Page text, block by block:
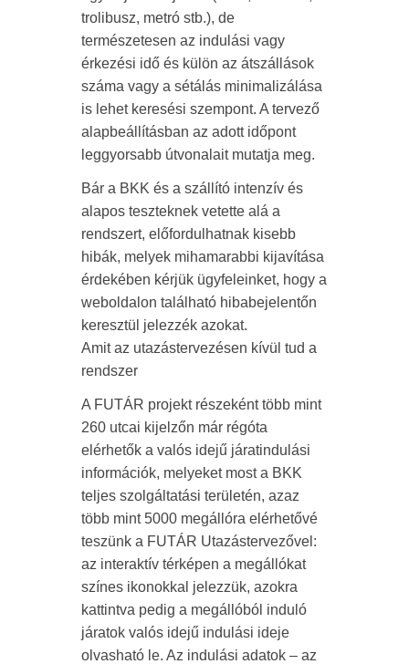
trolibusz, metró stb.), de
természetesen az indulási vagy
érkezési idő és külön az átszállások
száma vagy a sétálás minimalizálása
is lehet keresési szempont. A tervező
alapbeállításban az adott időpont
leggyorsabb útvonalait mutatja meg.
Bár a BKK és a szállító intenzív és
alapos teszteknek vetette alá a
rendszert, előfordulhatnak kisebb
hibák, melyek mihamarabbi kijavítása
érdekében kérjük ügyfeleinket, hogy a
weboldalon található hibabejelentőn
keresztül jelezzék azokat.
Amit az utazástervezésen kívül tud a
rendszer
A FUTÁR projekt részeként több mint
260 utcai kijelzőn már régóta
elérhetők a valós idejű járatindulási
információk, melyeket most a BKK
teljes szolgáltatási területén, azaz
több mint 5000 megállóra elérhetővé
teszünk a FUTÁR Utazástervezővel:
az interaktív térképen a megállókat
színes ikonokkal jelezzük, azokra
kattintva pedig a megállóból induló
járatok valós idejű indulási ideje
olvasható le. Az indulási adatok – az